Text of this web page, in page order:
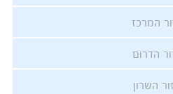
המרכז
הדרום
השרון